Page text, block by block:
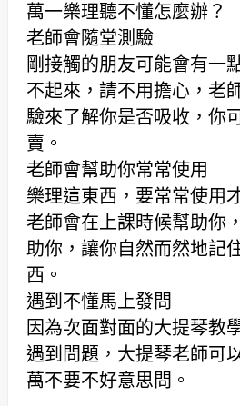
萬一樂理聽不懂怎麼辦？
老師會隨堂測驗
剛接觸的朋友可能會有一
不起來，請不用擔心，老
驗來了解你是否吸收，你
賣。
老師會幫助你常常使用
樂理這東西，要常常使用
老師會在上課時候幫助你
助你，讓你自然而然地記
西。
遇到不懂馬上發問
因為次面對面的大提琴教
遇到問題，大提琴老師可
萬不要不好意思問。